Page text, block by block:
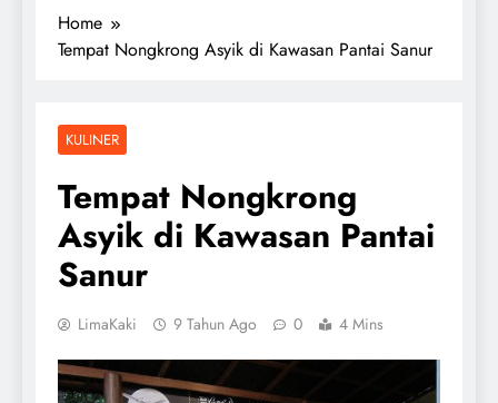
Home
Tempat Nongkrong Asyik di Kawasan Pantai Sanur
KULINER
Tempat Nongkrong
Asyik di Kawasan Pantai
Sanur
LimaKaki 9 Tahun Ago 0 4 Mins